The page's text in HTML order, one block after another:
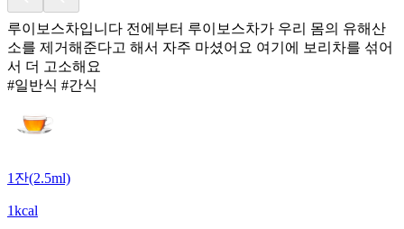
루이보스차입니다 전에부터 루이보스차가 우리 몸의 유해산
소를 제거해준다고 해서 자주 마셨어요 여기에 보리차를 섞어
서 더 고소해요
#일반식 #간식
1잔(2.5ml)
1kcal